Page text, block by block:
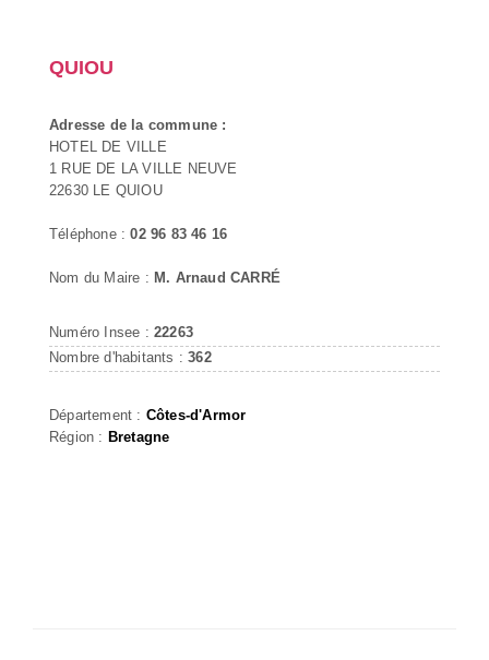
QUIOU
Adresse de la commune :
HOTEL DE VILLE
1 RUE DE LA VILLE NEUVE
22630 LE QUIOU
Téléphone :02 96 83 46 16
Nom du Maire : M. Arnaud CARRÉ
Numéro Insee : 22263
Nombre d'habitants :362
Département : Côtes-d'Armor
Région : Bretagne